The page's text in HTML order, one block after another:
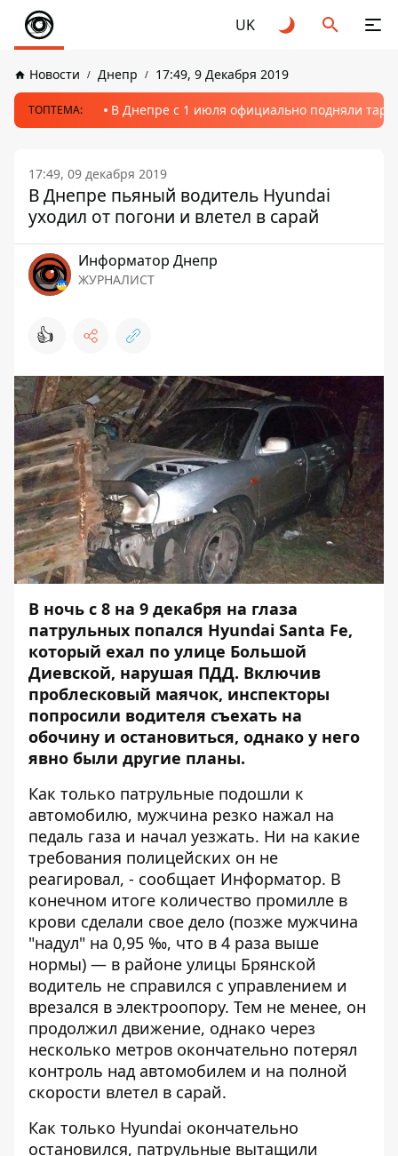
UK
Новости Днепр 17:49, 9 Декабря 2019
ТОПТЕМА: В Днепре с 1 июля официально подняли
17:49, 09 декабря 2019
В Днепре пьяный водитель Hyundai
уходил от погони и влетел в сарай
Информатор Днепр
ЖУРНАЛИСТ
👍
В ночь с 8 на 9 декабря на глаза
патрульных попался Hyundai Santa Fe,
который ехал по улице Большой
Диевской, нарушая ПДД. Включив
проблесковый маячок, инспекторы
попросили водителя съехать на
обочину и остановиться, однако у него
явно были другие планы.
Как только патрульные подошли к
автомобилю, мужчина резко нажал на
педаль газа и начал уезжать. Ни на какие
требования полицейских он не
реагировал, - сообщает Информатор. В
конечном итоге количество промилле в
крови сделали свое дело (позже мужчина
"надул" на 0,95 ‰, что в 4 раза выше
нормы) — в районе улицы Брянской
водитель не справился с управлением и
врезался в электроопору. Тем не менее, он
продолжил движение, однако через
несколько метров окончательно потерял
контроль над автомобилем и на полной
скорости влетел в сарай.
Как только Hyundai окончательно
остановился, патрульные вытащили